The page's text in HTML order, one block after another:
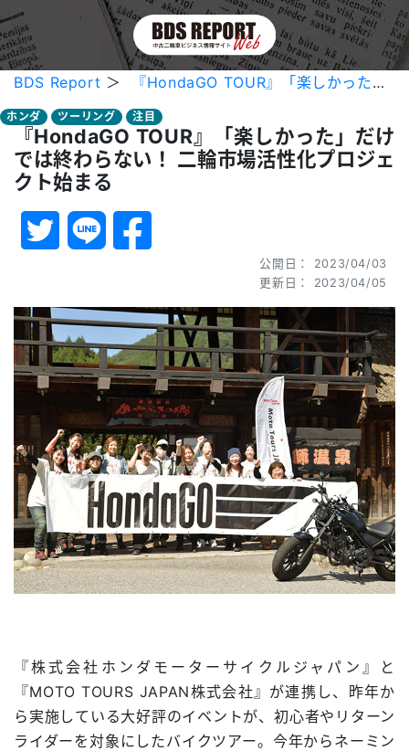
BDS Report ＞ 『HondaGO TOUR』「楽しかった」だけでは終わらない！ 二輪市場活性化プロジェクト始まる
ホンダ ツーリング 注目
『HondaGO TOUR』「楽しかった」だけ
では終わらない！ 二輪市場活性化プロジェ
クト始まる
公開日： 2023/04/03
更新日： 2023/04/05
『株式会社ホンダモーターサイクルジャパン』と
『MOTO TOURS JAPAN株式会社』が連携し、昨年か
ら実施している大好評のイベントが、初心者やリターン
ライダーを対象にしたバイクツアー。今年からネーミン